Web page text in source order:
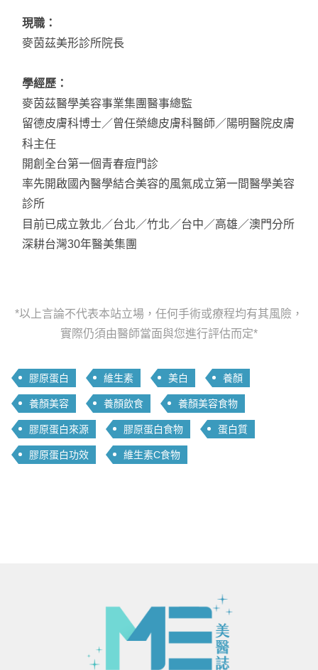
現職：
麥茵茲美形診所院長
學經歷：
麥茵茲醫學美容事業集團醫事總監
留德皮膚科博士／曾任榮總皮膚科醫師／陽明醫院皮膚
科主任
開創全台第一個青春痘門診
率先開啟國內醫學結合美容的風氣成立第一間醫學美容
診所
目前已成立敦北／台北／竹北／台中／高雄／澳門分所
深耕台灣30年醫美集團
*以上言論不代表本站立場，任何手術或療程均有其風險，
實際仍須由醫師當面與您進行評估而定*
膠原蛋白 維生素 美白 養顏
養顏美容 養顏飲食 養顏美容食物
膠原蛋白來源 膠原蛋白食物 蛋白質
膠原蛋白功效 維生素C食物